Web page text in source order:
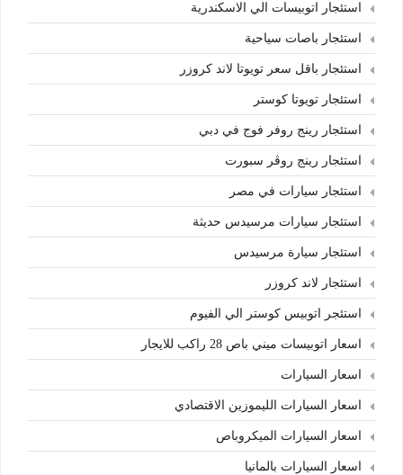
استئجار اتوبيسات الي الاسكندرية
استئجار باصات سياحية
استئجار باقل سعر تويوتا لاند كروزر
استئجار تويوتا كوستر
استئجار رينج روفر فوج في دبي
استئجار رينج روڤر سبورت
استئجار سيارات في مصر
استئجار سيارات مرسيدس حديثة
استئجار سيارة مرسيدس
استئجار لاند كروزر
استئجر اتوبيس كوستر الي الفيوم
اسعار اتوبيسات ميني باص 28 راكب للايجار
اسعار السيارات
اسعار السيارات الليموزين الاقتصادي
اسعار السيارات الميكروباص
اسعار السيارات بالمانيا